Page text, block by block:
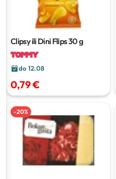
Clipsy ili Dini Flips30 g
do 12.08
0,79 €
-20%